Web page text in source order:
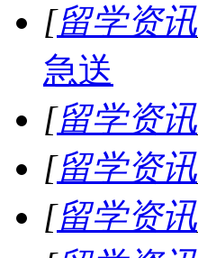
[留学资讯
急送
[留学资讯
[留学资讯
[留学资讯